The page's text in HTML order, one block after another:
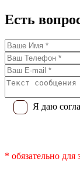
Есть
Я даю
* обязательно для